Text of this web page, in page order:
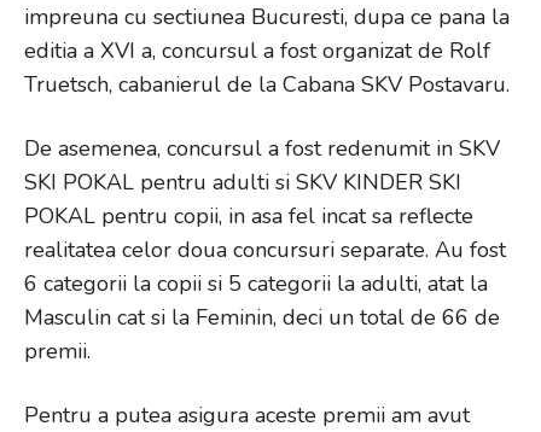
impreuna cu sectiunea Bucuresti, dupa ce pana la
editia a XVI a, concursul a fost organizat de Rolf
Truetsch, cabanierul de la Cabana SKV Postavaru.
De asemenea, concursul a fost redenumit in SKV
SKI POKAL pentru adulti si SKV KINDER SKI
POKAL pentru copii, in asa fel incat sa reflecte
realitatea celor doua concursuri separate. Au fost
6 categorii la copii si 5 categorii la adulti, atat la
Masculin cat si la Feminin, deci un total de 66 de
premii.
Pentru a putea asigura aceste premii am avut